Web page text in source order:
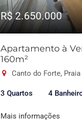
R$ 2.650.000
Apartamento à
160m²
Canto do Forte, Praia
3 Quartos 4
Mais informações